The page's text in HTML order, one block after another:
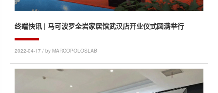
终端快讯 | 马可波罗全岩家居馆武汉店开业仪式圆满举行
2022-04-17 / by MARCOPOLOSLAB